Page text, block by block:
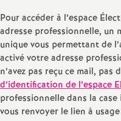
Pour accéder à l’espace
adresse professionnelle, un
unique vous permettant de
activé votre adresse
n’avez pas reçu ce mail, pas
d’identification de l’espace
professionnelle dans la
vous renvoyer le lien à